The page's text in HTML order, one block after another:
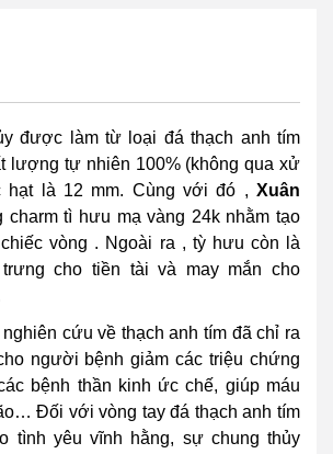
được làm từ loại đá thạch anh tím
lượng tự nhiên 100% (không qua xử
hạt là 12 mm. Cùng với đó , Xuân
charm tì hưu mạ vàng 24k nhằm tạo
vòng . Ngoài ra , tỳ hưu còn là
cho tiền tài và may mắn cho
cứu về thạch anh tím đã chỉ ra
người bệnh giảm các triệu chứng
bệnh thần kinh ức chế, giúp máu
Đối với vòng tay đá thạch anh tím
tình yêu vĩnh hằng, sự chung thủy